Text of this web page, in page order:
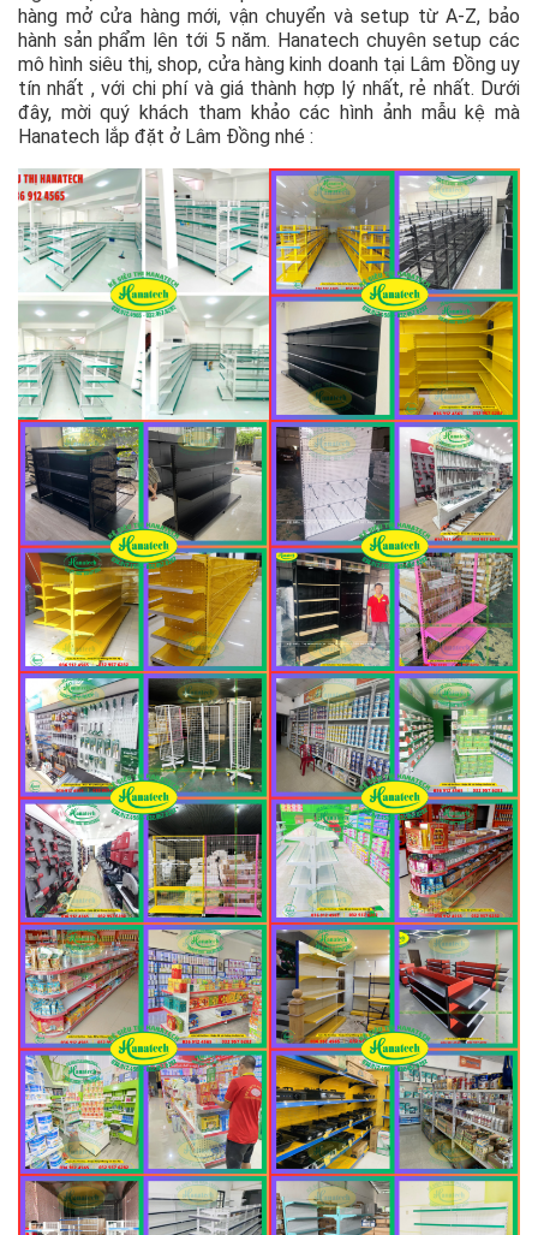
hàng mở cửa hàng mới, vận chuyển và setup từ A-Z, bảo
hành sản phẩm lên tới 5 năm. Hanatech chuyên setup các
mô hình siêu thị, shop, cửa hàng kinh doanh tại Lâm Đồng uy
tín nhất , với chi phí và giá thành hợp lý nhất, rẻ nhất. Dưới
đây, mời quý khách tham khảo các hình ảnh mẫu kệ mà
Hanatech lắp đặt ở Lâm Đồng nhé :